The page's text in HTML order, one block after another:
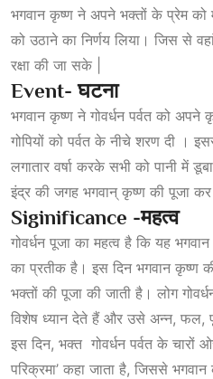
भगवान कृष्ण ने अपने भक्तों के प्रेम को
को उठाने का निर्णय लिया। जिस से
रक्षा की जा सके |
Event- घटना
भगवान कृष्ण ने गोवर्धन पर्वत को अपने
गोपियों को पर्वत के नीचे शरण दी ।
लगातार वर्षा करके सभी को पानी में
इंद्र की जगह भगवान् कृष्ण की पूजा
Siginificance -महत्व
गोवर्धन पूजा का महत्व है कि यह
का प्रतीक है। इस दिन भगवान कृष्ण की
भक्तों की पूजा की जाती है। लोग
विशेष ध्यान देते हैं और उसे अन्न,
इस दिन, भक्त गोवर्धन पर्वत के चारों
परिक्रमा’ कहा जाता है, जिससे